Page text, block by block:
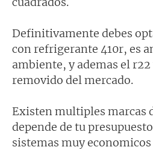
Definitivamente debes
con refrigerante 410r, es
ambiente, y ademas el r22
removido del mercado.
Existen multiples marcas
depende de tu
sistemas muy economicos